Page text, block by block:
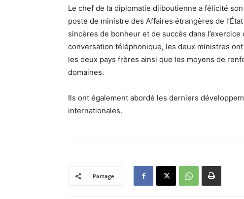
Le chef de la diplomatie djiboutienne a félicité
poste de ministre des Affaires étrangères de
sincères de bonheur et de succès dans
conversation téléphonique, les deux ministres
les deux pays frères ainsi que les moyens de
domaines.
Ils ont également abordé les derniers
internationales.
Partage